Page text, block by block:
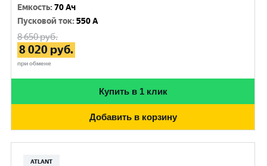
Емкость:70 Ач
Пусковой ток:550 A
8 650руб.
8 020 руб.
при обмене
Купить в 1 клик
Добавить в корзину
ATLANT